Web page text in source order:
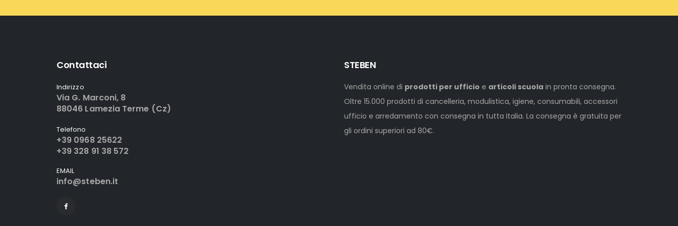
Contattaci
Indirizzo
Via G. Marconi, 8
88046 Lamezia Terme (Cz)
Telefono
+39 0968 25622
+39 328 91 38 572
EMAIL
info@steben.it
STEBEN
Vendita online di prodotti per ufficio e articoli scuola in pronta consegna.
Oltre 15.000 prodotti di cancelleria, modulistica, igiene, consumabili, accessori
ufficio e arredamento con consegna in tutta Italia. La consegna è gratuita per
gli ordini superiori ad 80€.